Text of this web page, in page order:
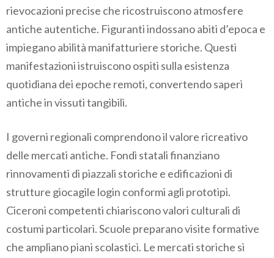
rievocazioni precise che ricostruiscono atmosfere
antiche autentiche. Figuranti indossano abiti d’epoca e
impiegano abilità manifatturiere storiche. Questi
manifestazioni istruiscono ospiti sulla esistenza
quotidiana dei epoche remoti, convertendo saperi
antiche in vissuti tangibili.
I governi regionali comprendono il valore ricreativo
delle mercati antiche. Fondi statali finanziano
rinnovamenti di piazzali storiche e edificazioni di
strutture giocagile login conformi agli prototipi.
Ciceroni competenti chiariscono valori culturali di
costumi particolari. Scuole preparano visite formative
che ampliano piani scolastici. Le mercati storiche si